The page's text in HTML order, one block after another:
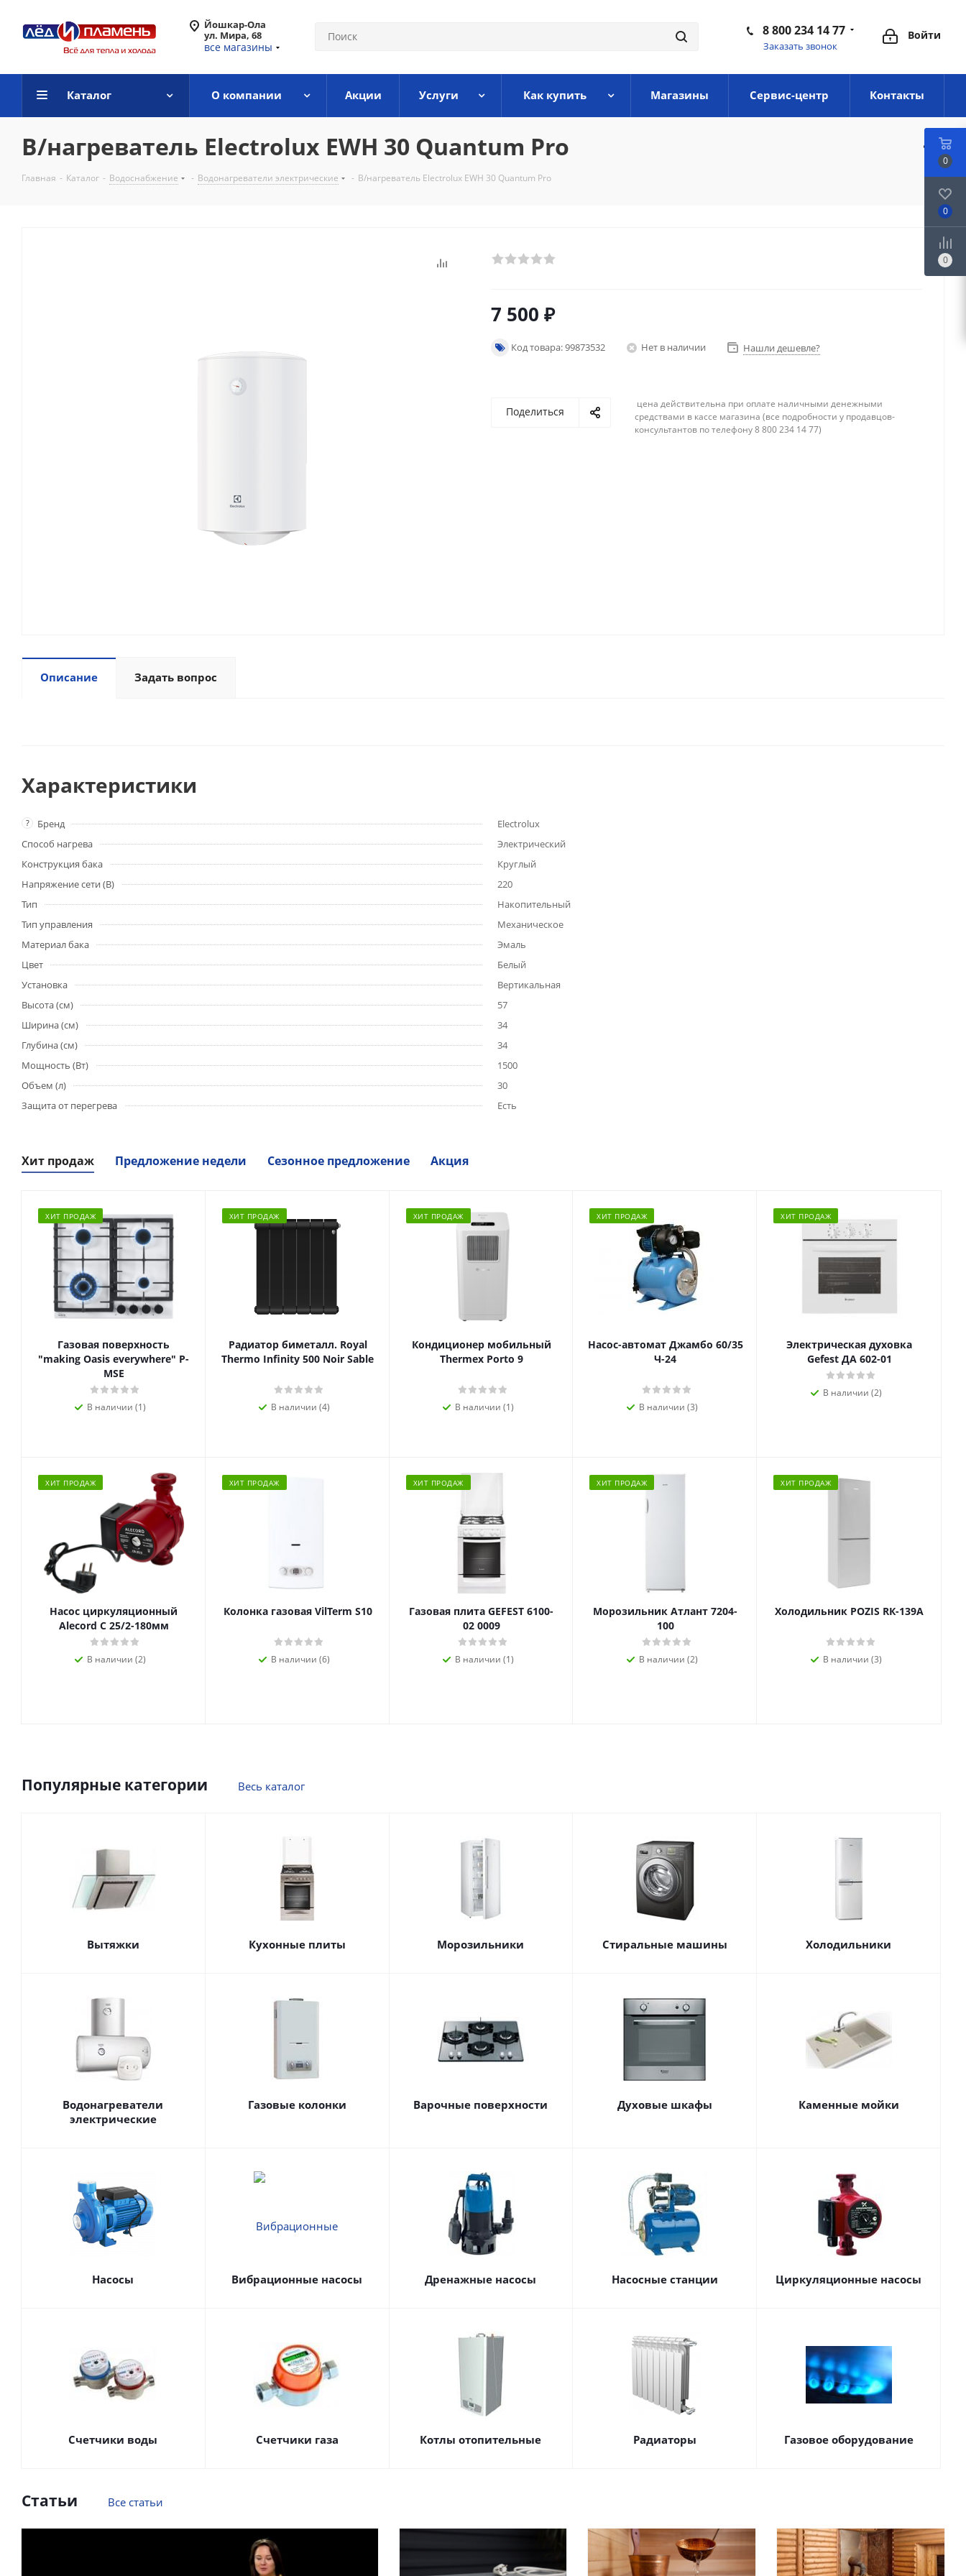
Йошкар-Ола
ул. Мира, 68
все магазины
Войти
8 800 234 14 77
Заказать звонок
Каталог О компании Акции Услуги Как купить Магазины Сервис-центр Контакты
В/нагреватель Electrolux EWH 30 Quantum Pro
Главная - Каталог - Водоснабжение - Водонагреватели электрические - В/нагреватель Electrolux EWH 30 Quantum Pro
7 500 ₽
Код товара: 99873532 Нет в наличии Нашли дешевле?
Поделиться
цена действительна при оплате наличными денежными
средствами в кассе магазина (все подробности у продавцов-
консультантов по телефону 8 800 234 14 77)
Описание Задать вопрос
Характеристики
? Бренд
Electrolux
Способ нагрева
Электрический
Конструкция бака
Круглый
Напряжение сети (В)
220
Тип
Накопительный
Тип управления
Механическое
Материал бака
Эмаль
Цвет
Белый
Установка
Вертикальная
Высота (см)
57
Ширина (см)
34
Глубина (см)
34
Мощность (Вт)
1500
Объем (л)
30
Защита от перегрева
Есть
Хит продаж Предложение недели Сезонное предложение Акция
ХИТ ПРОДАЖ
Газовая поверхность
"making Oasis everywhere" P-
MSE
В наличии (1)
ХИТ ПРОДАЖ
Радиатор биметалл. Royal
Thermo Infinity 500 Noir Sable
В наличии (4)
ХИТ ПРОДАЖ
Кондиционер мобильный
Thermex Porto 9
В наличии (1)
ХИТ ПРОДАЖ
Насос-автомат Джамбо 60/35
Ч-24
В наличии (3)
ХИТ ПРОДАЖ
Электрическая духовка
Gefest ДА 602-01
В наличии (2)
ХИТ ПРОДАЖ
Насос циркуляционный
Alecord C 25/2-180мм
В наличии (2)
ХИТ ПРОДАЖ
Колонка газовая VilTerm S10
В наличии (6)
ХИТ ПРОДАЖ
Газовая плита GEFEST 6100-
02 0009
В наличии (1)
ХИТ ПРОДАЖ
Морозильник Атлант 7204-
100
В наличии (2)
ХИТ ПРОДАЖ
Холодильник POZIS RК-139А
В наличии (3)
Популярные категории Весь каталог
Вытяжки Кухонные плиты Морозильники Стиральные машины Холодильники
Водонагреватели
электрические
Газовые колонки Варочные поверхности Духовые шкафы Каменные мойки
Насосы Вибрационные насосы Дренажные насосы Насосные станции Циркуляционные насосы
Счетчики воды Счетчики газа Котлы отопительные Радиаторы Газовое оборудование
Статьи Все статьи
0
0
0